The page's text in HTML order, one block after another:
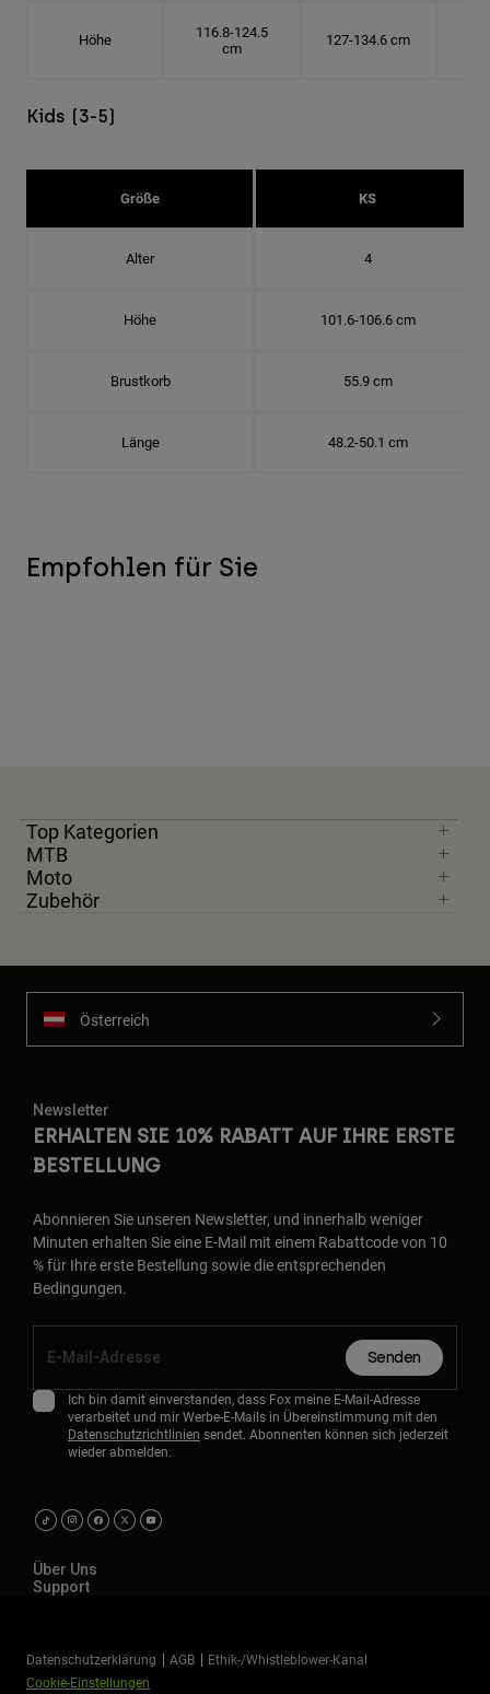
Höhe
116.8-124.5
cm
127-134.6 cm
Kids (3-5)
Größe KS
Alter 4
Höhe 101.6-106.6 cm
Brustkorb 55.9 cm
Länge 48.2-50.1 cm
Empfohlen für Sie
Top Kategorien
MTB
Moto
Zubehör
Österreich
Newsletter
ERHALTEN SIE 10% RABATT AUF IHRE ERSTE
BESTELLUNG
Abonnieren Sie unseren Newsletter, und innerhalb weniger
Minuten erhalten Sie eine E-Mail mit einem Rabattcode von 10
% für Ihre erste Bestellung sowie die entsprechenden
Bedingungen.
Senden
Ich bin damit einverstanden, dass Fox meine E-Mail-Adresse
verarbeitet und mir Werbe-E-Mails in Übereinstimmung mit den
Datenschutzrichtlinien sendet. Abonnenten können sich jederzeit
wieder abmelden.
Über Uns
Support
Datenschutzerklärung AGB
Ethik-/Whistleblower-Kanal
Cookie-Einstellungen